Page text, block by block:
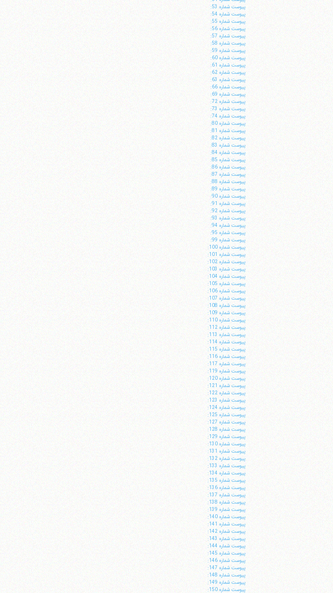
پيوست شماره 53:
پيوست شماره 54:
پيوست شماره 55:
پيوست شماره 56:
پيوست شماره 57:
پيوست شماره 58:
پيوست شماره 59:
پيوست شماره 60:
پيوست شماره 61:
پيوست شماره 62:
پيوست شماره 63:
پيوست شماره 66:
پيوست شماره 69:
پيوست شماره 72:
پيوست شماره 73:
پيوست شماره 74:
پيوست شماره 80:
پيوست شماره 81:
پيوست شماره 82:
پيوست شماره 83:
پيوست شماره 84:
پيوست شماره 85:
پيوست شماره 86:
پيوست شماره 87:
پيوست شماره 88:
پيوست شماره 89:
پيوست شماره 90:
پيوست شماره 91:
پيوست شماره 92:
پيوست شماره 93:
پيوست شماره 94:
پيوست شماره 95:
پيوست شماره 99:
پيوست شماره 100:
پيوست شماره 101:
پيوست شماره 102:
پيوست شماره 103:
پيوست شماره 104:
پيوست شماره 105:
پيوست شماره 106:
پيوست شماره 107:
پيوست شماره 108:
پيوست شماره 109:
پيوست شماره 110:
پيوست شماره 112:
پيوست شماره 113:
پيوست شماره 114:
پيوست شماره 115:
پيوست شماره 116:
پيوست شماره 117:
پيوست شماره 119:
پيوست شماره 120:
پيوست شماره 121:
پيوست شماره 122:
پيوست شماره 123:
پيوست شماره 124:
پيوست شماره 125:
پيوست شماره 127:
پيوست شماره 128:
پيوست شماره 129:
پيوست شماره 130:
پيوست شماره 131:
پيوست شماره 132:
پيوست شماره 133:
پيوست شماره 134:
پيوست شماره 135:
پيوست شماره 136:
پيوست شماره 137:
پيوست شماره 138:
پيوست شماره 139:
پيوست شماره 140:
پيوست شماره 141:
پيوست شماره 142:
پيوست شماره 143:
پيوست شماره 144:
پيوست شماره 145:
پيوست شماره 146:
پيوست شماره 147:
پيوست شماره 148:
پيوست شماره 149:
پيوست شماره 150: